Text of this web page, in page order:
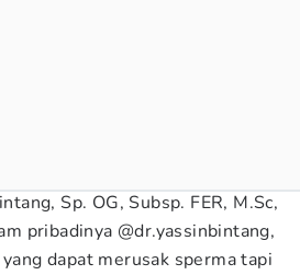
Sp. OG, Subsp. FER, M.Sc,
pribadinya @dr.yassinbintang,
dapat merusak sperma tapi